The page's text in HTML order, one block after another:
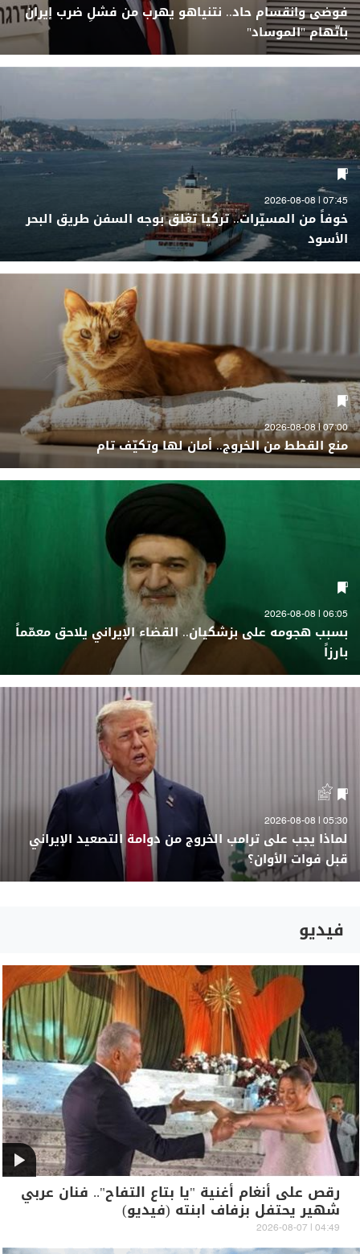
فوضى وانقسام حاد.. نتنياهو يهرب من فشلِ ضرب إيران
باتّهام "الموساد"
07:45 | 2026-08-08
خوفاً من المسيّرات.. تركيا تغلق بوجه السفن طريق البحر
الأسود
07:00 | 2026-08-08
منع القطط من الخروج.. أمان لها وتكيّف تام
06:05 | 2026-08-08
بسبب هجومه على بزشكيان.. القضاء الإيراني يلاحق معمّماً
بارزاً
05:30 | 2026-08-08
لماذا يجب على ترامب الخروج من دوامة التصعيد الإيراني
قبل فوات الأوان؟
فيديو
رقص على أنغام أغنية "يا بتاع التفاح".. فنان عربي
شهير يحتفل بزفاف ابنته (فيديو)
04:49 | 2026-08-07